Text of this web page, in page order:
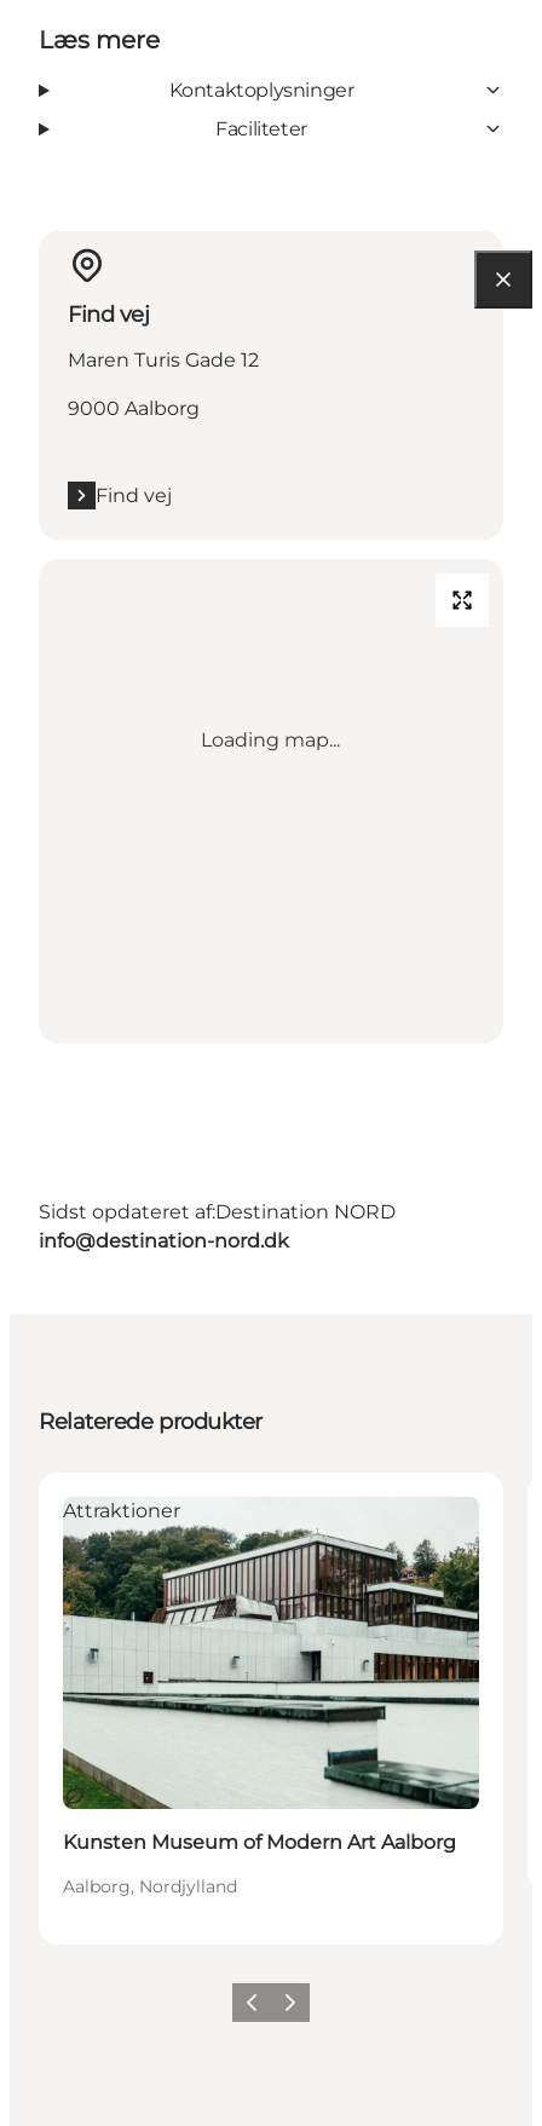
Læs mere
Kontaktoplysninger
Faciliteter
Find vej
Maren Turis Gade 12
9000 Aalborg
Find vej
Loading map...
Sidst opdateret af:Destination NORD
info@destination-nord.dk
Relaterede produkter
Bæredygtige oplevelser
Attraktioner
Kunsten Museum of Modern Art Aalborg
Aalborg, Nordjylland
ForrigeNæste